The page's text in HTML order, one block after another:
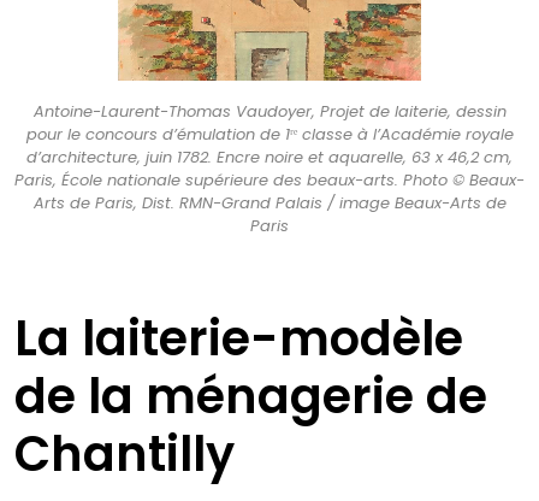
Antoine-Laurent-Thomas Vaudoyer, Projet de laiterie, dessin
pour le concours d’émulation de 1ʳᵉ classe à l’Académie royale
d’architecture, juin 1782. Encre noire et aquarelle, 63 x 46,2 cm,
Paris, École nationale supérieure des beaux-arts. Photo © Beaux-
Arts de Paris, Dist. RMN-Grand Palais / image Beaux-Arts de
Paris
La laiterie-modèle
de la ménagerie de
Chantilly